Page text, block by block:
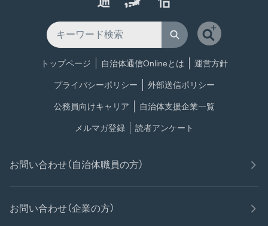
トップページ 自治体通信Onlineとは 運営方針
プライバシーポリシー 外部送信ポリシー
公務員向けキャリア 自治体支援企業一覧
メルマガ登録 読者アンケート
お問い合わせ（自治体職員の方）
お問い合わせ（企業の方）